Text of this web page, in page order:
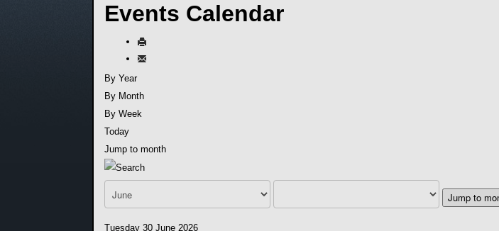
Events Calendar
By Year
By Month
By Week
Today
Jump to month
Jump to
Tuesday 30 June 2026